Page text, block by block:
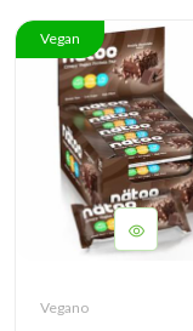
Vegan
Vegano